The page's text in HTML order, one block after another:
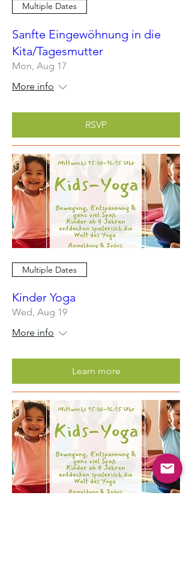
Multiple Dates
Sanfte Eingewöhnung in die
Kita/Tagesmutter
Mon, Aug 17
More info
RSVP
Multiple Dates
Kinder Yoga
Wed, Aug 19
More info
Learn more